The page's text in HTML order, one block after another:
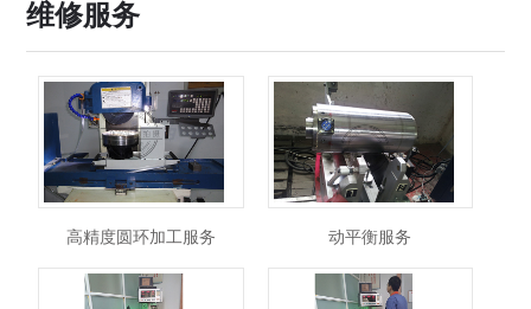
维修服务
高精度圆环加工服务 动平衡服务